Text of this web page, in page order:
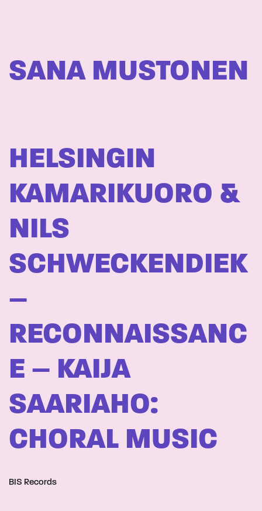
SANA MUSTONEN
HELSINGIN
KAMARIKUORO &
NILS
SCHWECKENDIEK
–
RECONNAISSANC
E – KAIJA
SAARIAHO:
CHORAL MUSIC
BIS Records